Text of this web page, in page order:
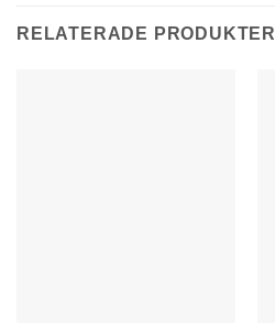
RELATERADE PRODUKTER